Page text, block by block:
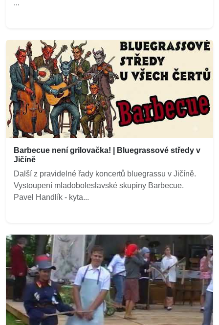
...
Barbecue není grilovačka! | Bluegrassové středy v
Jičíně
Další z pravidelné řady koncertů bluegrassu v Jičíně.
Vystoupení mladoboleslavské skupiny Barbecue.
Pavel Handlík - kyta...